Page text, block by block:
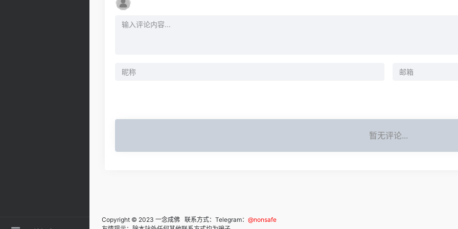
暂无评论...
Copyright © 2023 一念成佛 联系方式：Telegram： @nonsafe